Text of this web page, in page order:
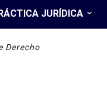
JURÍDICA
Derecho